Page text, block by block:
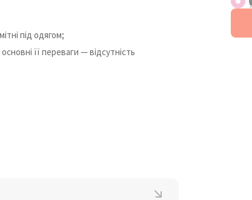
під одягом;
її переваги — відсутність